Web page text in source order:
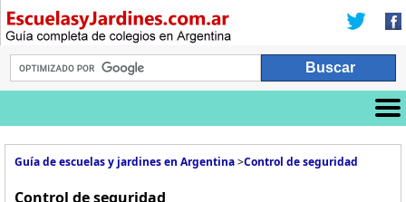
Guía de escuelas y jardines en Argentina>Control de seguridad
Control de seguridad